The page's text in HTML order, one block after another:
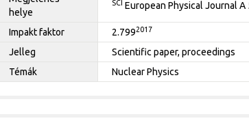
helye
SCI European Physical Journal A
Impakt faktor 2.7992017
Jelleg
Scientific paper, proceedings
Témák
Nuclear Physics